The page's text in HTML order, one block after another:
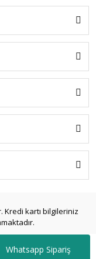
Whatsapp Sipariş
Kredi kartı bilgileriniz
ücretsiz kargo.